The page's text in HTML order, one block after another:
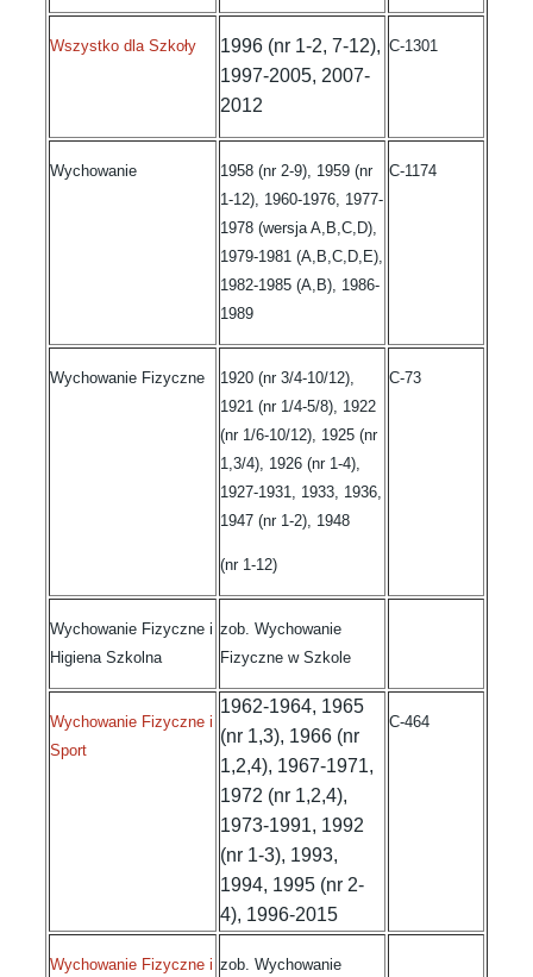
Wszystko dla Szkoły
1996 (nr 1-2, 7-12),
1997-2005, 2007-
2012
C-1301
Wychowanie
1958 (nr 2-9), 1959 (nr
1-12), 1960-1976, 1977-
1978 (wersja A,B,C,D),
1979-1981 (A,B,C,D,E),
1982-1985 (A,B), 1986-
1989
C-1174
Wychowanie Fizyczne
1920 (nr 3/4-10/12),
1921 (nr 1/4-5/8), 1922
(nr 1/6-10/12), 1925 (nr
1,3/4), 1926 (nr 1-4),
1927-1931, 1933, 1936,
1947 (nr 1-2), 1948
(nr 1-12)
C-73
Wychowanie Fizyczne i
Higiena Szkolna
zob. Wychowanie
Fizyczne w Szkole
Wychowanie Fizyczne i
Sport
1962-1964, 1965
(nr 1,3), 1966 (nr
1,2,4), 1967-1971,
1972 (nr 1,2,4),
1973-1991, 1992
(nr 1-3), 1993,
1994, 1995 (nr 2-
4), 1996-2015
C-464
Wychowanie Fizyczne i zob. Wychowanie